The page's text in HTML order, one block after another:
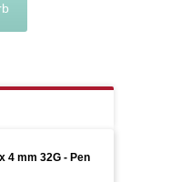
4 mm 32G - Pen